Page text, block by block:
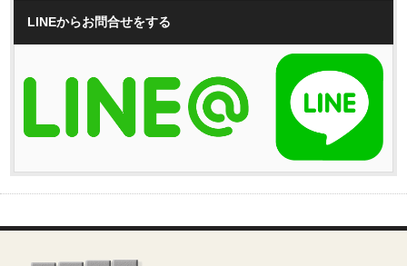
LINEからお問合せをする